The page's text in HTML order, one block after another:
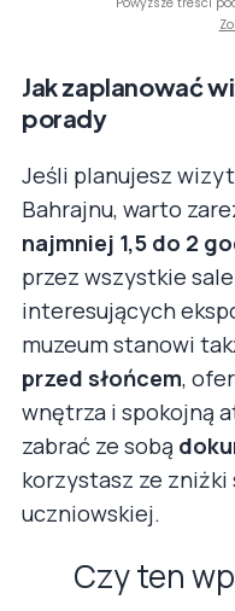
Jak zaplanować
porady
Jeśli planujesz
Bahrajnu, warto
najmniej 1,5 do 2
przez wszystkie
interesujących
muzeum stanowi
przed słońcem,
wnętrza i spokojną
zabrać ze sobą
korzystasz ze
uczniowskiej.
Czy ten